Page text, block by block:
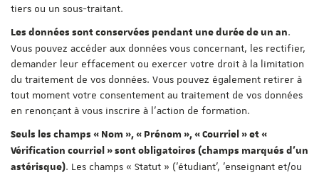
tiers ou un sous-traitant.
Les données sont conservées pendant une durée de un an.
Vous pouvez accéder aux données vous concernant, les rectifier,
demander leur effacement ou exercer votre droit à la limitation
du traitement de vos données. Vous pouvez également retirer à
tout moment votre consentement au traitement de vos données
en renonçant à vous inscrire à l'action de formation.
Seuls les champs « Nom », « Prénom », « Courriel » et «
Vérification courriel » sont obligatoires (champs marqués d'un
astérisque). Les champs « Statut » ('étudiant', 'enseignant et/ou